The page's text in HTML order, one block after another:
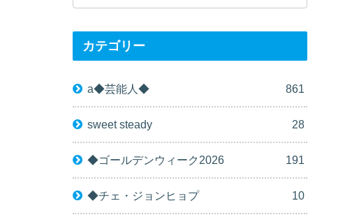
カテゴリー
a◆芸能人◆ 861
sweet steady 28
◆ゴールデンウィーク2026 191
◆チェ・ジョンヒョプ 10